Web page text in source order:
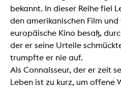
bekannt. In dieser Reihe fiel
den amerikanischen Film
europäische Kino besaß,
der er seine Urteile
trumpfte er nie auf.
Als Connaisseur, der er zeit
Leben ist zu kurz, um offene